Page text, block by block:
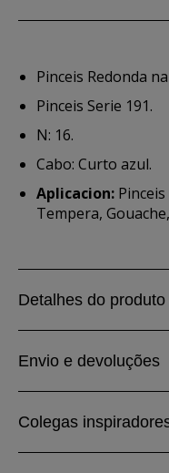
Pinceis Redonda
Pinceis Serie 191.
N: 16.
Cabo: Curto azul.
Aplicacion:
Tempera, Gouache,
Detalhes do produto
Envio e devoluções
Colegas